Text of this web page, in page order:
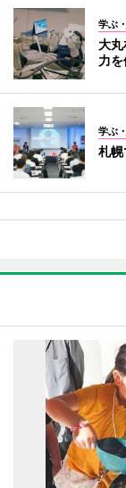
学ぶ
大
力
学ぶ
札